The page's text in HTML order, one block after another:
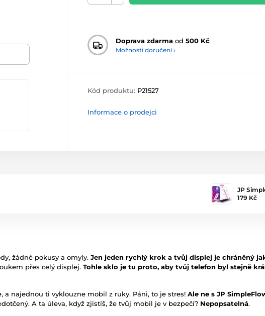
Doprava zdarma od 500 Kč
Možnosti doručení ›
Kód produktu: P21527
Informace o prodejci
JP
179 Kč
žádné pokusy a omyly. Jen jeden rychlý krok a tvůj displej je chráněný
přes celý displej. Tohle sklo je tu proto, aby tvůj telefon byl stejně
a najednou ti vyklouzne mobil z ruky. Páni, to je stres! Ale ne s JP
A ta úleva, když zjistíš, že tvůj mobil je v bezpečí? Nepopsatelná.